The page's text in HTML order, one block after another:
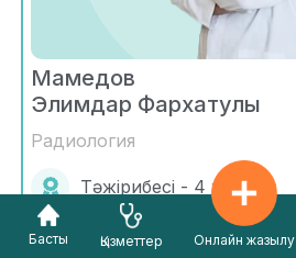
Мамедов
Элимдар Фархатулы
Радиология
Тәжірибесі - 4 жыл
Қарағанды
Басты Қызметтер Онлайн жазылу